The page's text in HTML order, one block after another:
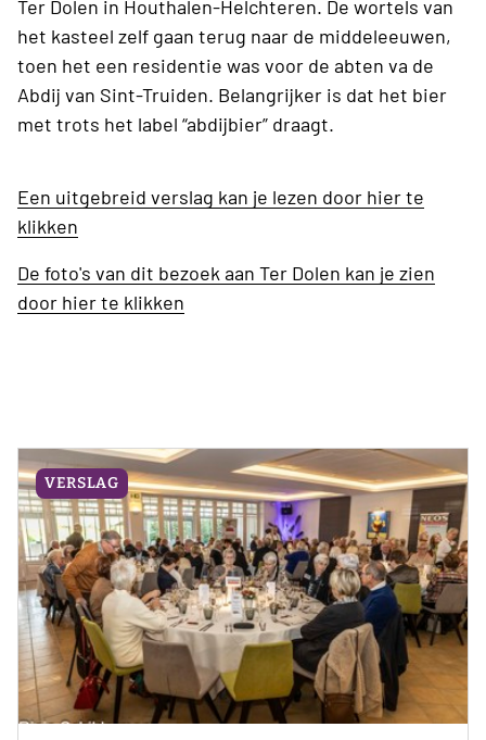
Ter Dolen in Houthalen-Helchteren. De wortels van
het kasteel zelf gaan terug naar de middeleeuwen,
toen het een residentie was voor de abten va de
Abdij van Sint-Truiden. Belangrijker is dat het bier
met trots het label “abdijbier” draagt.
Een uitgebreid verslag kan je lezen door hier te
klikken
De foto's van dit bezoek aan Ter Dolen kan je zien
door hier te klikken
VERSLAG